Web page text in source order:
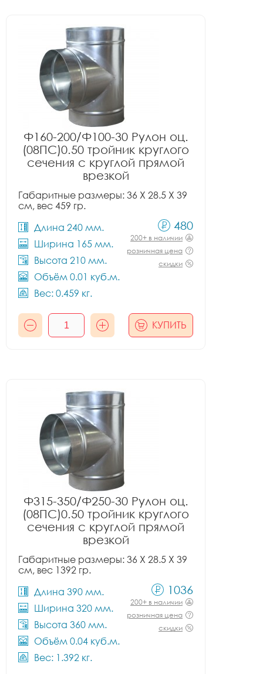
Ф160-200/Ф100-30 Рулон оц.
(08ПС)0.50 тройник круглого
сечения с круглой прямой
врезкой
Габаритные размеры: 36 X 28.5 X 39
см, вес 459 гр.
Длина 240 мм.
Ширина 165 мм.
Высота 210 мм.
Объём 0.01 куб.м.
Вес: 0.459 кг.
480
200+ в наличии
розничная цена
скидки
КУПИТЬ
Ф315-350/Ф250-30 Рулон оц.
(08ПС)0.50 тройник круглого
сечения с круглой прямой
врезкой
Габаритные размеры: 36 X 28.5 X 39
см, вес 1392 гр.
Длина 390 мм.
Ширина 320 мм.
Высота 360 мм.
Объём 0.04 куб.м.
Вес: 1.392 кг.
1036
200+ в наличии
розничная цена
скидки